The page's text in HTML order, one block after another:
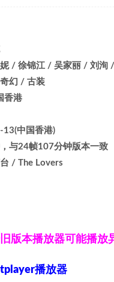
/ 徐锦江 / 吴家丽 / 刘洵
幻 / 古装
香港
中国香港)
与24帧107分钟版本一致
/ The Lovers
版本播放器可能播
播放器